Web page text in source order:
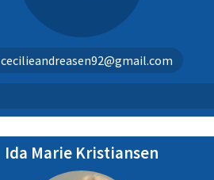
cecilieandreasen92@gmail.com
Ida Marie Kristiansen